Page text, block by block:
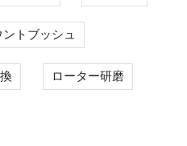
トブッシュ
ローター研磨